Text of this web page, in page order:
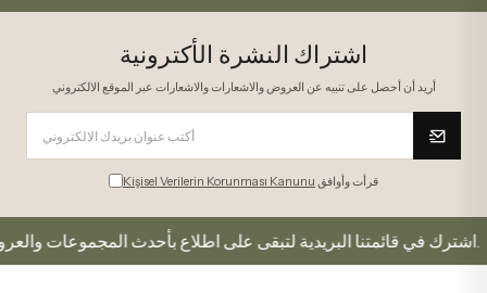
اشتراك النشرة الأكترونية
أريد أن أحصل على تنبيه عن العروض والاشعارات والاشعارات عبر الموقع الالكتروني
Kişisel Verilerin Korunması Kanunu قرأت وأوافق
اشترك في قائمتنا البريدية لتبقى على اطلاع بأحدث المجموعات والعروض.